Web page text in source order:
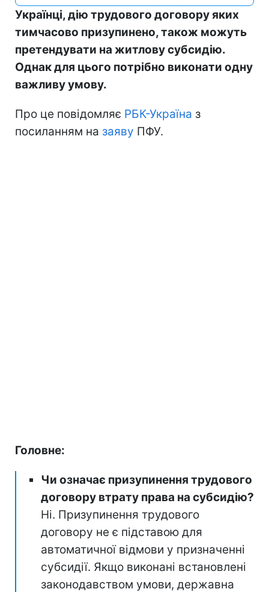
Українці, дію трудового договору яких
тимчасово призупинено, також можуть
претендувати на житлову субсидію.
Однак для цього потрібно виконати одну
важливу умову.
Про це повідомляє РБК-Україна з
посиланням на заяву ПФУ.
Головне:
Чи означає призупинення трудового
договору втрату права на субсидію?
Ні. Призупинення трудового
договору не є підставою для
автоматичної відмови у призначенні
субсидії. Якщо виконані встановлені
законодавством умови, державна